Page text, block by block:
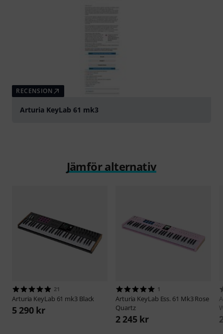
RECENSION
Arturia KeyLab 61 mk3
Jämför alternativ
21
Arturia KeyLab 61 mk3 Black
5 290 kr
1
Arturia KeyLab Ess. 61 Mk3 Rose
Quartz
2 245 kr